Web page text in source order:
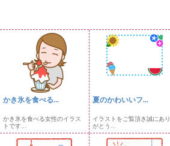
かき氷を食べる...
かき氷を食べる女性のイラス
トです...
夏のかわいいフ...
イラストをご覧頂き誠にあり
がとう...